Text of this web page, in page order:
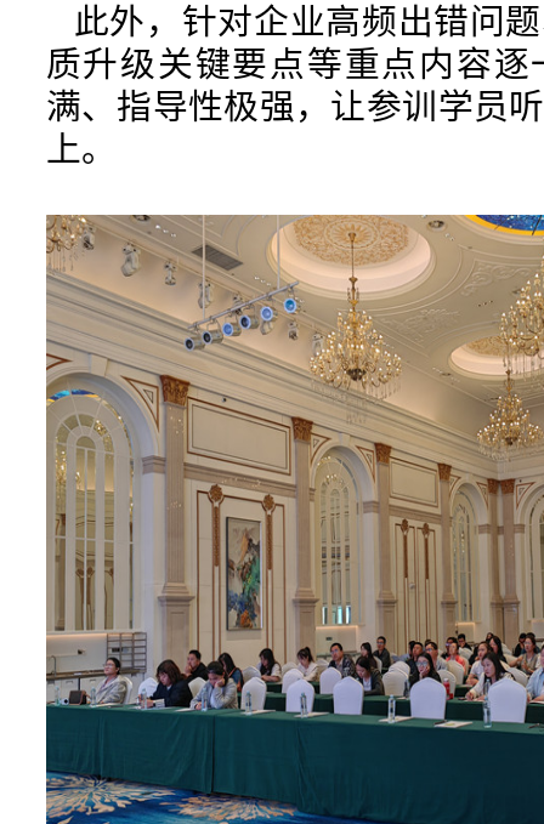
此外，针对企业高频出错问
质升级关键要点等重点内容
满、指导性极强，让参训学员
上。